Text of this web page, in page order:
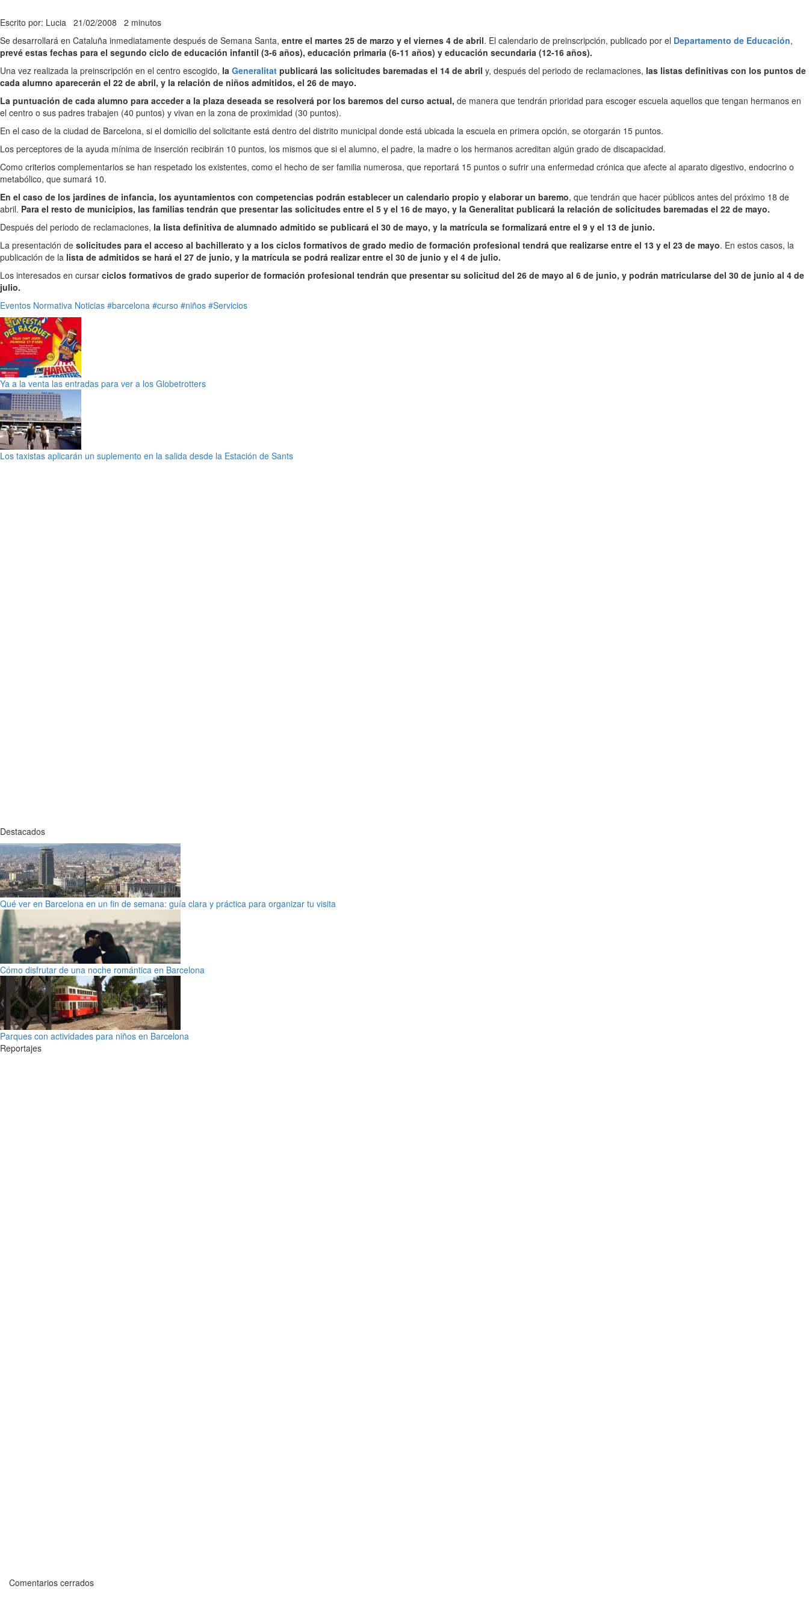
Escrito por: Lucia 21/02/2008 2 minutos
Se desarrollará en Cataluña inmediatamente después de Semana Santa, entre el martes 25 de marzo y el viernes 4 de abril. El calendario de preinscripción, publicado por el Departamento de Educación,
prevé estas fechas para el segundo ciclo de educación infantil (3-6 años), educación primaria (6-11 años) y educación secundaria (12-16 años).
Una vez realizada la preinscripción en el centro escogido, la Generalitat publicará las solicitudes baremadas el 14 de abril y, después del periodo de reclamaciones, las listas definitivas con los puntos de
cada alumno aparecerán el 22 de abril, y la relación de niños admitidos, el 26 de mayo.
La puntuación de cada alumno para acceder a la plaza deseada se resolverá por los baremos del curso actual, de manera que tendrán prioridad para escoger escuela aquellos que tengan hermanos en
el centro o sus padres trabajen (40 puntos) y vivan en la zona de proximidad (30 puntos).
En el caso de la ciudad de Barcelona, si el domicilio del solicitante está dentro del distrito municipal donde está ubicada la escuela en primera opción, se otorgarán 15 puntos.
Los perceptores de la ayuda mínima de inserción recibirán 10 puntos, los mismos que si el alumno, el padre, la madre o los hermanos acreditan algún grado de discapacidad.
Como criterios complementarios se han respetado los existentes, como el hecho de ser familia numerosa, que reportará 15 puntos o sufrir una enfermedad crónica que afecte al aparato digestivo, endocrino o
metabólico, que sumará 10.
En el caso de los jardines de infancia, los ayuntamientos con competencias podrán establecer un calendario propio y elaborar un baremo, que tendrán que hacer públicos antes del próximo 18 de
abril. Para el resto de municipios, las familias tendrán que presentar las solicitudes entre el 5 y el 16 de mayo, y la Generalitat publicará la relación de solicitudes baremadas el 22 de mayo.
Después del periodo de reclamaciones, la lista definitiva de alumnado admitido se publicará el 30 de mayo, y la matrícula se formalizará entre el 9 y el 13 de junio.
La presentación de solicitudes para el acceso al bachillerato y a los ciclos formativos de grado medio de formación profesional tendrá que realizarse entre el 13 y el 23 de mayo. En estos casos, la
publicación de la lista de admitidos se hará el 27 de junio, y la matrícula se podrá realizar entre el 30 de junio y el 4 de julio.
Los interesados en cursar ciclos formativos de grado superior de formación profesional tendrán que presentar su solicitud del 26 de mayo al 6 de junio, y podrán matricularse del 30 de junio al 4 de
julio.
Eventos Normativa Noticias #barcelona #curso #niños #Servicios
Ya a la venta las entradas para ver a los Globetrotters
Los taxistas aplicarán un suplemento en la salida desde la Estación de Sants
Destacados
Qué ver en Barcelona en un fin de semana: guía clara y práctica para organizar tu visita
Cómo disfrutar de una noche romántica en Barcelona
Parques con actividades para niños en Barcelona
Reportajes
Comentarios cerrados